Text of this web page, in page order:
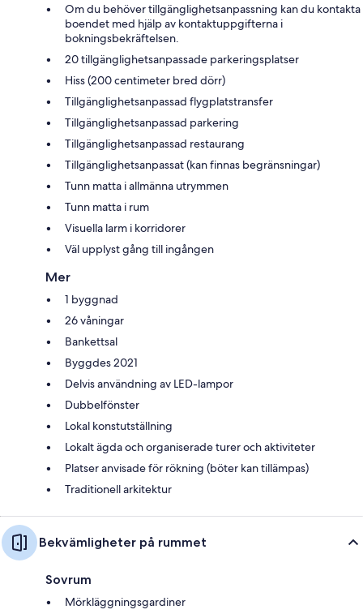
Om du behöver tillgänglighetsanpassning kan du kontakta
boendet med hjälp av kontaktuppgifterna i
bokningsbekräftelsen.
20 tillgänglighetsanpassade parkeringsplatser
Hiss (200 centimeter bred dörr)
Tillgänglighetsanpassad flygplatstransfer
Tillgänglighetsanpassad parkering
Tillgänglighetsanpassad restaurang
Tillgänglighetsanpassat (kan finnas begränsningar)
Tunn matta i allmänna utrymmen
Tunn matta i rum
Visuella larm i korridorer
Väl upplyst gång till ingången
Mer
1 byggnad
26 våningar
Bankettsal
Byggdes 2021
Delvis användning av LED-lampor
Dubbelfönster
Lokal konstutställning
Lokalt ägda och organiserade turer och aktiviteter
Platser anvisade för rökning (böter kan tillämpas)
Traditionell arkitektur
Bekvämligheter på rummet
Sovrum
Mörkläggningsgardiner